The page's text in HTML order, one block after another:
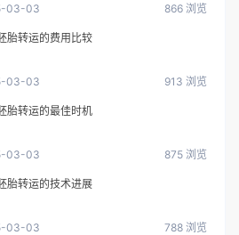
03-03 866 浏览
胎转运的费用比较
03-03 913 浏览
胎转运的最佳时机
03-03 875 浏览
胎转运的技术进展
03-03 788 浏览